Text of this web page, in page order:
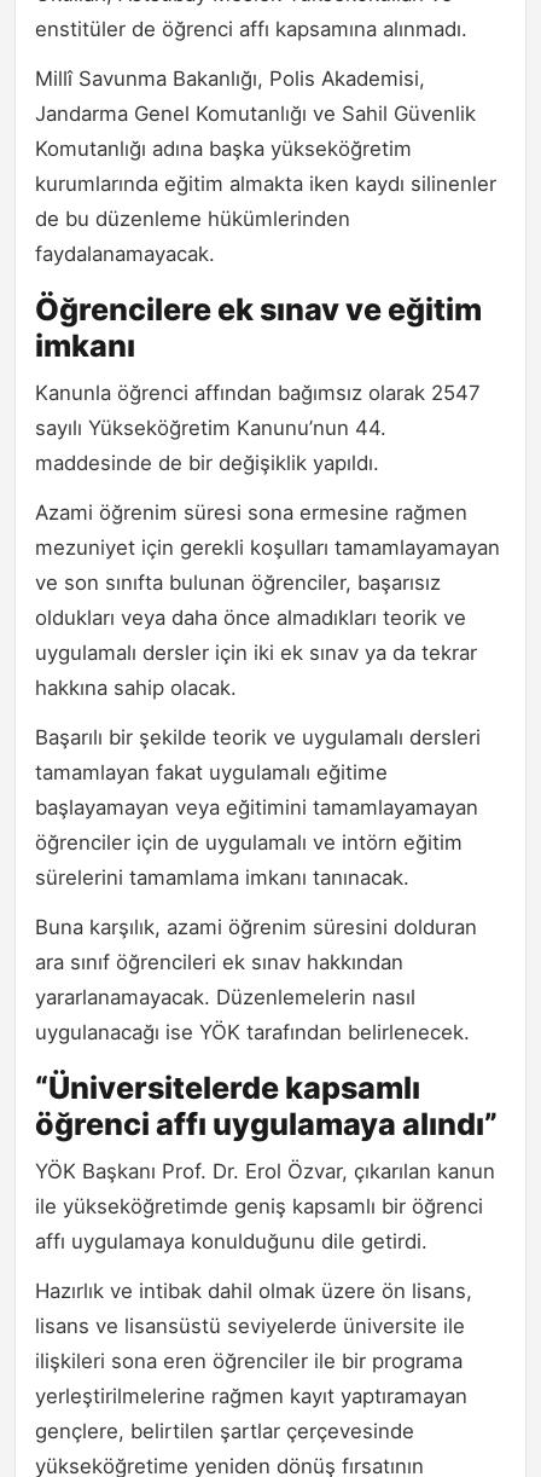
enstitüler de öğrenci affı kapsamına alınmadı.
Millî Savunma Bakanlığı, Polis Akademisi,
Jandarma Genel Komutanlığı ve Sahil Güvenlik
Komutanlığı adına başka yükseköğretim
kurumlarında eğitim almakta iken kaydı silinenler
de bu düzenleme hükümlerinden
faydalanamayacak.
Öğrencilere ek sınav ve eğitim
imkanı
Kanunla öğrenci affından bağımsız olarak 2547
sayılı Yükseköğretim Kanunu’nun 44.
maddesinde de bir değişiklik yapıldı.
Azami öğrenim süresi sona ermesine rağmen
mezuniyet için gerekli koşulları tamamlayamayan
ve son sınıfta bulunan öğrenciler, başarısız
oldukları veya daha önce almadıkları teorik ve
uygulamalı dersler için iki ek sınav ya da tekrar
hakkına sahip olacak.
Başarılı bir şekilde teorik ve uygulamalı dersleri
tamamlayan fakat uygulamalı eğitime
başlayamayan veya eğitimini tamamlayamayan
öğrenciler için de uygulamalı ve intörn eğitim
sürelerini tamamlama imkanı tanınacak.
Buna karşılık, azami öğrenim süresini dolduran
ara sınıf öğrencileri ek sınav hakkından
yararlanamayacak. Düzenlemelerin nasıl
uygulanacağı ise YÖK tarafından belirlenecek.
“Üniversitelerde kapsamlı
öğrenci affı uygulamaya alındı”
YÖK Başkanı Prof. Dr. Erol Özvar, çıkarılan kanun
ile yükseköğretimde geniş kapsamlı bir öğrenci
affı uygulamaya konulduğunu dile getirdi.
Hazırlık ve intibak dahil olmak üzere ön lisans,
lisans ve lisansüstü seviyelerde üniversite ile
ilişkileri sona eren öğrenciler ile bir programa
yerleştirilmelerine rağmen kayıt yaptıramayan
gençlere, belirtilen şartlar çerçevesinde
yükseköğretime yeniden dönüş fırsatının